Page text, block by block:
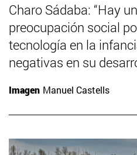
Charo Sádaba: “Hay
preocupación social
tecnología en la
negativas en su
Imagen Manuel Castells